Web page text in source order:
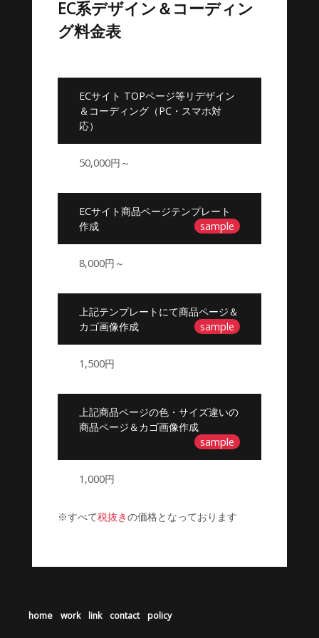
EC系デザイン＆コーディン
グ料金表
ECサイト TOPページ等リデザイン
＆コーディング（PC・スマホ対
応）
50,000円～
ECサイト商品ページテンプレート
作成
sample
8,000円～
上記テンプレートにて商品ページ＆
カゴ画像作成
sample
1,500円
上記商品ページの色・サイズ違いの
商品ページ＆カゴ画像作成
sample
1,000円
※すべて税抜きの価格となっております
home work link contact policy